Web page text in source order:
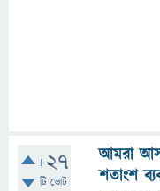
+27
টি ভোট
আমরা
শতাংশ